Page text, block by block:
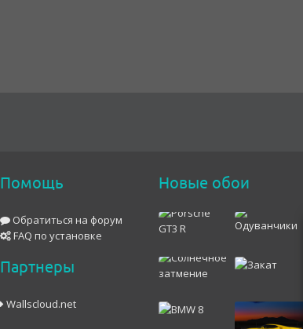
Помощь
Обратиться на форум
FAQ по установке
Партнеры
Wallscloud.net
Новые обои